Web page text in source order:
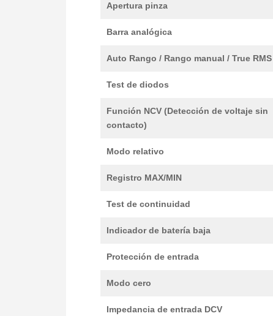
Apertura pinza
Barra analógica
Auto Rango / Rango manual / True RMS
Test de diodos
Función NCV (Detección de voltaje sin
contacto)
Modo relativo
Registro MAX/MIN
Test de continuidad
Indicador de batería baja
Protección de entrada
Modo cero
Impedancia de entrada DCV